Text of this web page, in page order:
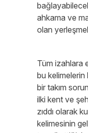
ahkama ve
olan
Tüm izahlara
bu kelimelerin
bir takım
ilki kent ve
zıddı olarak
kelimesinin